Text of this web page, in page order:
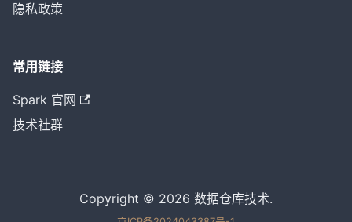
隐私政策
常用链接
Spark 官网
技术社群
Copyright © 2026 数据仓库技术.